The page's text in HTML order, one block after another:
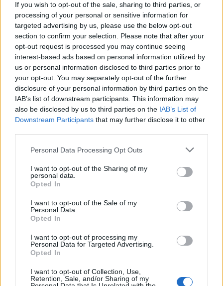
If you wish to opt-out of the sale, sharing to third parties, or
processing of your personal or sensitive information for
targeted advertising by us, please use the below opt-out
section to confirm your selection. Please note that after your
opt-out request is processed you may continue seeing
interest-based ads based on personal information utilized by
us or personal information disclosed to third parties prior to
your opt-out. You may separately opt-out of the further
disclosure of your personal information by third parties on the
IAB’s list of downstream participants. This information may
also be disclosed by us to third parties on the IAB’s List of
Downstream Participants that may further disclose it to other
Personal Data Processing Opt Outs
I want to opt-out of the Sharing of my
personal data.
Opted In
I want to opt-out of the Sale of my
Personal Data.
Opted In
I want to opt-out of processing my
Personal Data for Targeted Advertising.
Opted In
I want to opt-out of Collection, Use,
Retention, Sale, and/or Sharing of my
Πρωινή 5-8-2026
Ειδήσεις